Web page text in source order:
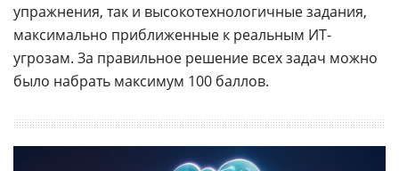
упражнения, так и высокотехнологичные задания,
максимально приближенные к реальным ИТ-
угрозам. За правильное решение всех задач можно
было набрать максимум 100 баллов.